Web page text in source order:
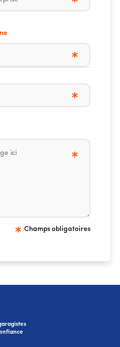
Champs obligatoires